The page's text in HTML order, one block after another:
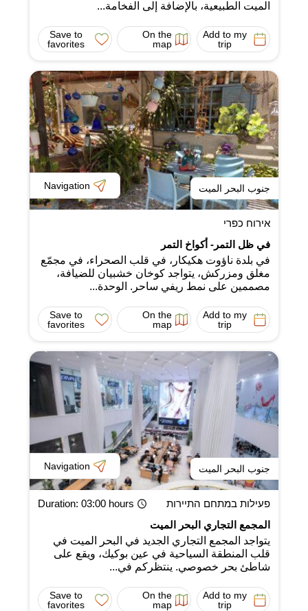
الميت الطبيعية، بالإضافة إلى الفخامة...
Add to my
trip
On the
map
Save to
favorites
جنوب البحر الميت Navigation
אירוח כפרי
في ظل التمر- أكواخ التمر
في بلدة ناؤوت هكيكار، في قلب الصحراء، في مجمّع
مغلق ومزركش، يتواجد كوخان خشبيان للضيافة،
مصممين على نمط ريفي ساحر. الوحدة...
Add to my
trip
On the
map
Save to
favorites
جنوب البحر الميت Navigation
פעילות במתחם התיירות Duration: 03:00 hours
المجمع التجاري البحر الميت
يتواجد المجمع التجاري الجديد في البحر الميت في
قلب المنطقة السياحية في عين بوكيك، ويقع على
شاطئ بحر خصوصي. ينتظركم في...
Add to my
trip
On the
map
Save to
favorites